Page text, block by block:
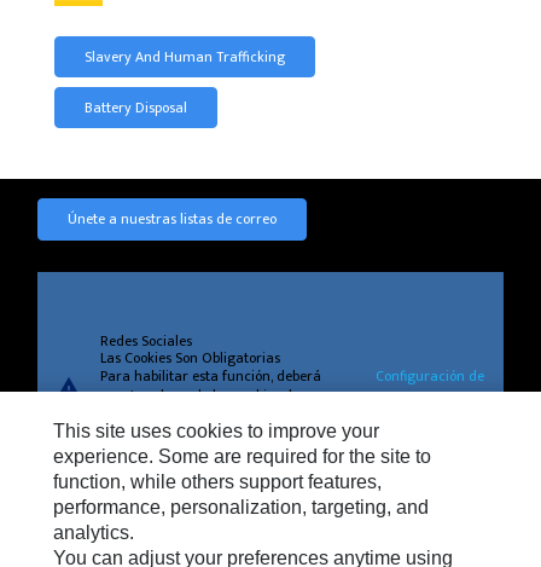
Slavery And Human Trafficking
Battery Disposal
Únete a nuestras listas de correo
warning
Redes Sociales
Las Cookies Son Obligatorias
Para habilitar esta función, deberá
aceptar el uso de las cookies de
rendimiento.
Configuración de
Privacidad
This site uses cookies to improve your
experience. Some are required for the site to
function, while others support features,
performance, personalization, targeting, and
analytics.
You can adjust your preferences anytime using